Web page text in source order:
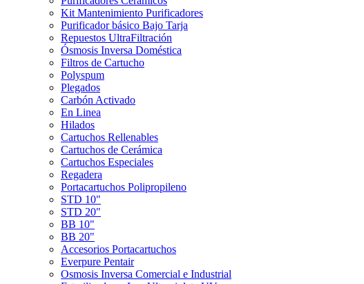
Kit Mantenimiento Purificadores
Purificador básico Bajo Tarja
Repuestos UltraFiltración
Ósmosis Inversa Doméstica
Filtros de Cartucho
Polyspum
Plegados
Carbón Activado
En Linea
Hilados
Cartuchos Rellenables
Cartuchos de Cerámica
Cartuchos Especiales
Regadera
Portacartuchos Polipropileno
STD 10"
STD 20"
BB 10"
BB 20"
Accesorios Portacartuchos
Everpure Pentair
Osmosis Inversa Comercial e Industrial